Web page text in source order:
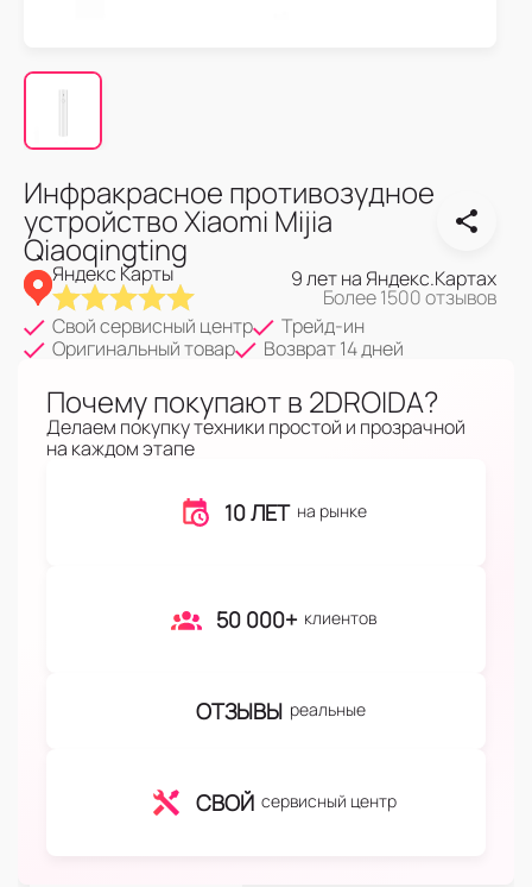
Инфракрасное противозудное
устройство Xiaomi Mijia
Qiaoqingting
Яндекс Карты 9 лет на Яндекс.Картах
Более 1500 отзывов
Свой сервисный центр
Трейд-ин
Оригинальный товар
Возврат 14 дней
Почему покупают в 2DROIDA?
Делаем покупку техники простой и прозрачной
на каждом этапе
10 ЛЕТ на рынке
50 000+ клиентов
ОТЗЫВЫ реальные
СВОЙ сервисный центр